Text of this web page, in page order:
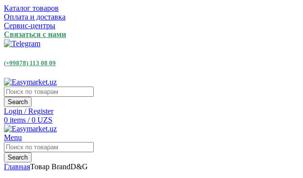
Каталог товаров
Оплата и доставка
Сервис-центры
Связаться с нами
(+99878) 113 08 09
Search
Login / Register
0 items / 0 UZS
Menu
Search
ГлавнаяТовар BrandD&G